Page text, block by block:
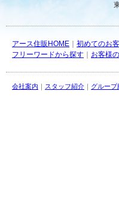
アース住販HOME 初めてのお
フリーワードから探す
お客様
会社案内 スタッフ紹介 グループ